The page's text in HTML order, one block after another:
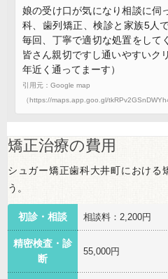
娘の受け口が気になり相談に伺
科、歯列矯正、検診と家族5人
毎回、丁寧で適切な処置をして
皆さん親切ですし通いやすいク
年近く通ってまーす）
引用元：Google map
（https://maps.app.goo.gl/
矯正治療の費用
シュガー矯正歯科大井町における
う。
初診・相談 相談料：2,200円
精密検査・診
断
55,000円